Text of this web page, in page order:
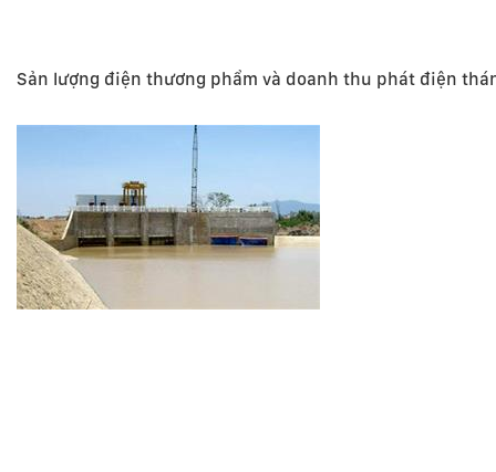
Sản lượng điện thương phẩm và doanh thu phát điện